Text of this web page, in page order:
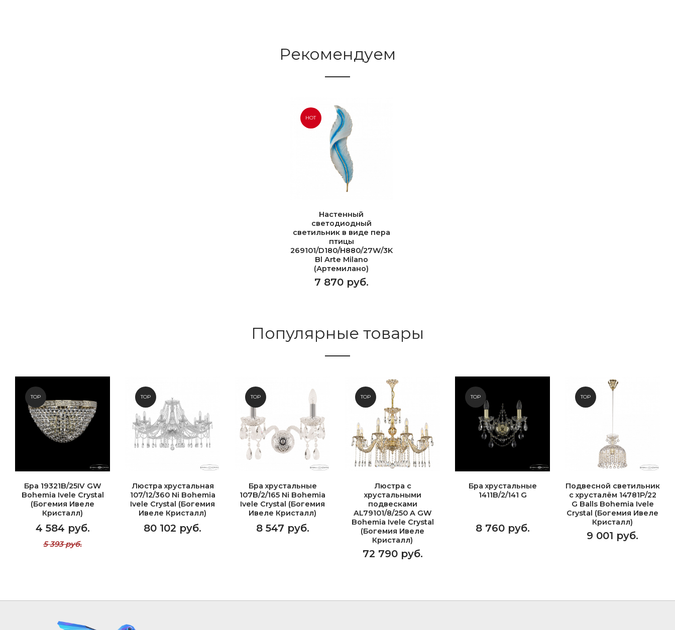
Рекомендуем
HOT
Настенный
светодиодный
светильник в виде пера
птицы
269101/D180/H880/27W/3K
Bl Arte Milano
(Артемилано)
7 870 руб.
Популярные товары
TOP
Бра 19321B/25IV GW
Bohemia Ivele Crystal
(Богемия Ивеле
Кристалл)
4 584 руб.
5 393 руб.
TOP
Люстра хрустальная
107/12/360 Ni Bohemia
Ivele Crystal (Богемия
Ивеле Кристалл)
80 102 руб.
TOP
Бра хрустальные
107B/2/165 Ni Bohemia
Ivele Crystal (Богемия
Ивеле Кристалл)
8 547 руб.
TOP
Люстра с
хрустальными
подвесками
AL79101/8/250 A GW
Bohemia Ivele Crystal
(Богемия Ивеле
Кристалл)
72 790 руб.
TOP
Бра хрустальные
1411B/2/141 G
8 760 руб.
TOP
Подвесной светильник
с хрусталём 14781P/22
G Balls Bohemia Ivele
Crystal (Богемия Ивеле
Кристалл)
9 001 руб.